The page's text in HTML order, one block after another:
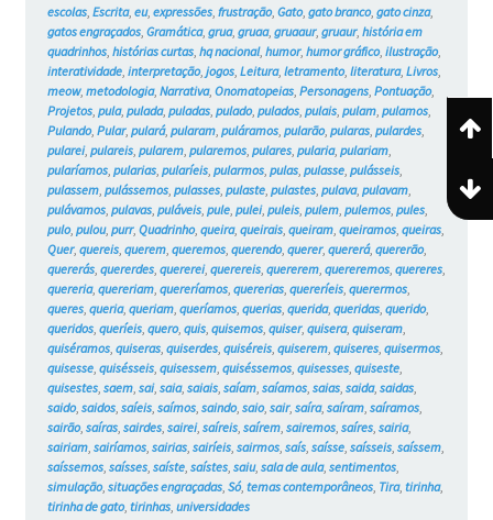
escolas, Escrita, eu, expressões, frustração, Gato, gato branco, gato cinza,
gatos engraçados, Gramática, grua, gruaa, gruaaur, gruaur, história em
quadrinhos, histórias curtas, hq nacional, humor, humor gráfico, ilustração,
interatividade, interpretação, jogos, Leitura, letramento, literatura, Livros,
meow, metodologia, Narrativa, Onomatopeias, Personagens, Pontuação,
Projetos, pula, pulada, puladas, pulado, pulados, pulais, pulam, pulamos,
Pulando, Pular, pulará, pularam, puláramos, pularão, pularas, pulardes,
pularei, pulareis, pularem, pularemos, pulares, pularia, pulariam,
pularíamos, pularias, pularíeis, pularmos, pulas, pulasse, pulásseis,
pulassem, pulássemos, pulasses, pulaste, pulastes, pulava, pulavam,
pulávamos, pulavas, puláveis, pule, pulei, puleis, pulem, pulemos, pules,
pulo, pulou, purr, Quadrinho, queira, queirais, queiram, queiramos, queiras,
Quer, quereis, querem, queremos, querendo, querer, quererá, quererão,
quererás, quererdes, quererei, querereis, quererem, quereremos, quereres,
quereria, quereriam, quereríamos, quererias, quereríeis, querermos,
queres, queria, queriam, queríamos, querias, querida, queridas, querido,
queridos, queríeis, quero, quis, quisemos, quiser, quisera, quiseram,
quiséramos, quiseras, quiserdes, quiséreis, quiserem, quiseres, quisermos,
quisesse, quisésseis, quisessem, quiséssemos, quisesses, quiseste,
quisestes, saem, sai, saia, saiais, saíam, saíamos, saias, saida, saidas,
saido, saidos, saíeis, saímos, saindo, saio, sair, saíra, saíram, saíramos,
sairão, saíras, sairdes, sairei, saíreis, saírem, sairemos, saíres, sairia,
sairiam, sairíamos, sairias, sairíeis, sairmos, saís, saísse, saísseis, saíssem,
saíssemos, saísses, saíste, saístes, saiu, sala de aula, sentimentos,
simulação, situações engraçadas, Só, temas contemporâneos, Tira, tirinha,
tirinha de gato, tirinhas, universidades